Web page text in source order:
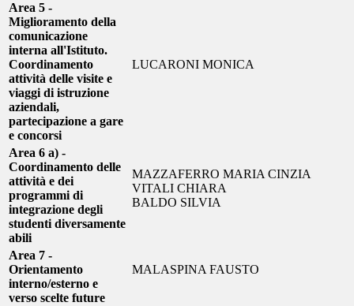
Area 5 -
Miglioramento della
comunicazione
interna all'Istituto.
Coordinamento
attività delle visite e
viaggi di istruzione
aziendali,
partecipazione a gare
e concorsi
LUCARONI MONICA
Area 6 a) -
Coordinamento delle
attività e dei
programmi di
integrazione degli
studenti diversamente
abili
MAZZAFERRO MARIA CINZIA
VITALI CHIARA
BALDO SILVIA
Area 7 -
Orientamento
interno/esterno e
verso scelte future
MALASPINA FAUSTO